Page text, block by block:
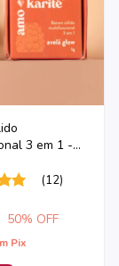
3 em 1 -
(12)
50% OFF
Pix